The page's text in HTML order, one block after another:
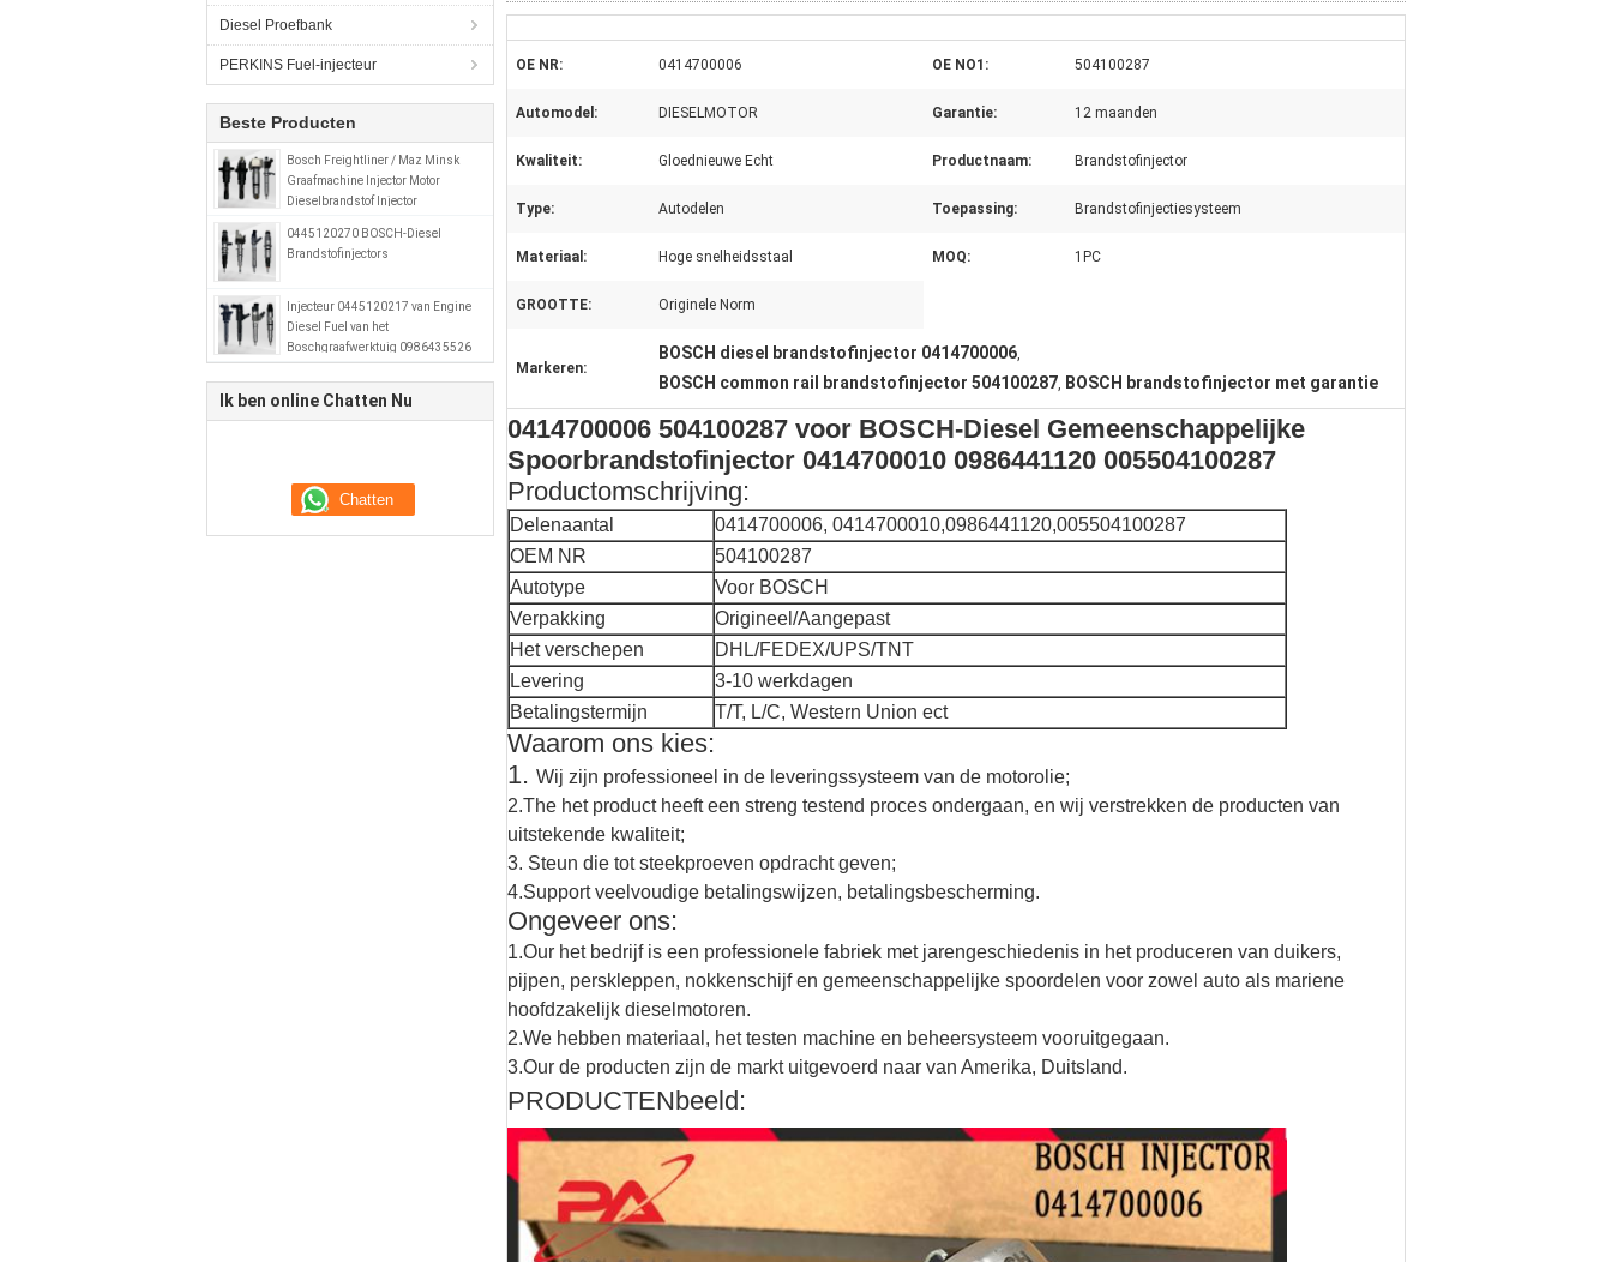
Diesel Proefbank
PERKINS Fuel-injecteur
Beste Producten
Bosch Freightliner / Maz Minsk
Graafmachine Injector Motor
Dieselbrandstof Injector
A0280746902
0445120270 BOSCH-Diesel
Brandstofinjectors
Injecteur 0445120217 van Engine
Diesel Fuel van het
Boschgraafwerktuig 0986435526
51101006064
Ik ben online Chatten Nu
OE NR: 0414700006 OE NO1: 504100287
Automodel: DIESELMOTOR Garantie: 12 maanden
Kwaliteit: Gloednieuwe Echt Productnaam: Brandstofinjector
Type: Autodelen Toepassing: Brandstofinjectiesysteem
Materiaal: Hoge snelheidsstaal MOQ: 1PC
GROOTTE: Originele Norm
Markeren:
BOSCH diesel brandstofinjector 0414700006,
BOSCH common rail brandstofinjector 504100287, BOSCH brandstofinjector met garantie
0414700006 504100287 voor BOSCH-Diesel Gemeenschappelijke
Spoorbrandstofinjector 0414700010 0986441120 005504100287
Productomschrijving:
Delenaantal 0414700006, 0414700010,0986441120,005504100287
OEM NR
504100287
Autotype
Voor BOSCH
Verpakking
Origineel/Aangepast
Het verschepen
DHL/FEDEX/UPS/TNT
Levering
3-10 werkdagen
Betalingstermijn
T/T, L/C, Western Union ect
Waarom ons kies:
1. Wij zijn professioneel in de leveringssysteem van de motorolie;
2.The het product heeft een streng testend proces ondergaan, en wij verstrekken de producten van
uitstekende kwaliteit;
3. Steun die tot steekproeven opdracht geven;
4.Support veelvoudige betalingswijzen, betalingsbescherming.
Ongeveer ons:
1.Our het bedrijf is een professionele fabriek met jarengeschiedenis in het produceren van duikers,
pijpen, perskleppen, nokkenschijf en gemeenschappelijke spoordelen voor zowel auto als mariene
hoofdzakelijk dieselmotoren.
2.We hebben materiaal, het testen machine en beheersysteem vooruitgegaan.
3.Our de producten zijn de markt uitgevoerd naar van Amerika, Duitsland.
PRODUCTENbeeld: